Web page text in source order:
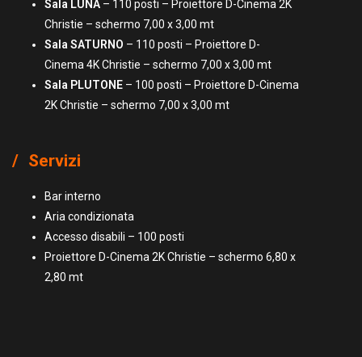
Sala LUNA – 110 posti – Proiettore D-Cinema 2K
Christie – schermo 7,00 x 3,00 mt
Sala SATURNO – 110 posti – Proiettore D-
Cinema 4K Christie – schermo 7,00 x 3,00 mt
Sala PLUTONE – 100 posti – Proiettore D-Cinema
2K Christie – schermo 7,00 x 3,00 mt
Servizi
Bar interno
Aria condizionata
Accesso disabili – 100 posti
Proiettore D-Cinema 2K Christie – schermo 6,80 x
2,80 mt